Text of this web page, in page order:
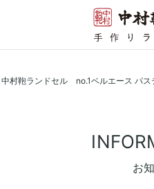
村鞄ランドセル no.1ベルエース パス
お